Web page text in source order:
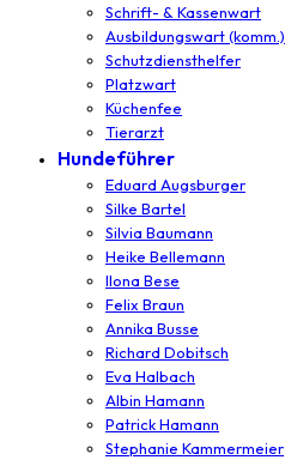
Schrift- & Kassenwart
Ausbildungswart (komm.)
Schutzdiensthelfer
Platzwart
Küchenfee
Tierarzt
Hundeführer
Eduard Augsburger
Silke Bartel
Silvia Baumann
Heike Bellemann
Ilona Bese
Felix Braun
Annika Busse
Richard Dobitsch
Eva Halbach
Albin Hamann
Patrick Hamann
Stephanie Kammermeier